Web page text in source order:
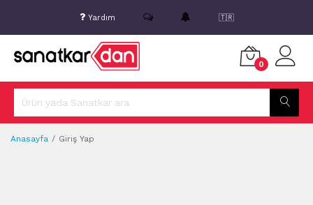
Yardım 🇹🇷
0
Anasayfa Giriş Yap